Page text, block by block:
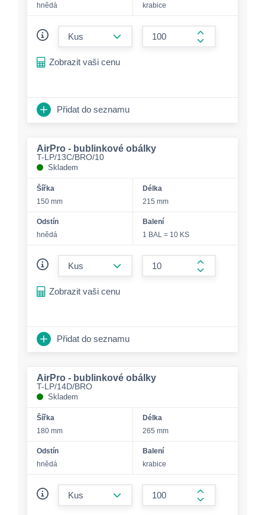
hnědá krabice
form.increase-
Zobrazit vaši cenu
Přidat do seznamu
AirPro - bublinkové obálky
T-LP/13C/BRO/10
Skladem
Šířka
150 mm
Délka
215 mm
Odstín
hnědá
Balení
1 BAL = 10 KS
form.increase-
Zobrazit vaši cenu
Přidat do seznamu
AirPro - bublinkové obálky
T-LP/14D/BRO
Skladem
Šířka
180 mm
Délka
265 mm
Odstín
hnědá
Balení
krabice
form.increase-